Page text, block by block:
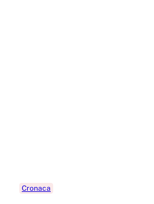
Cronaca